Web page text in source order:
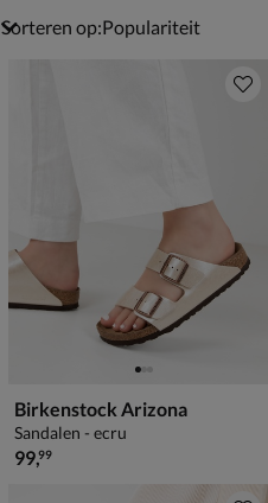
Sorteren op:
Birkenstock Arizona
Sandalen - ecru
€ 99,99
99,99